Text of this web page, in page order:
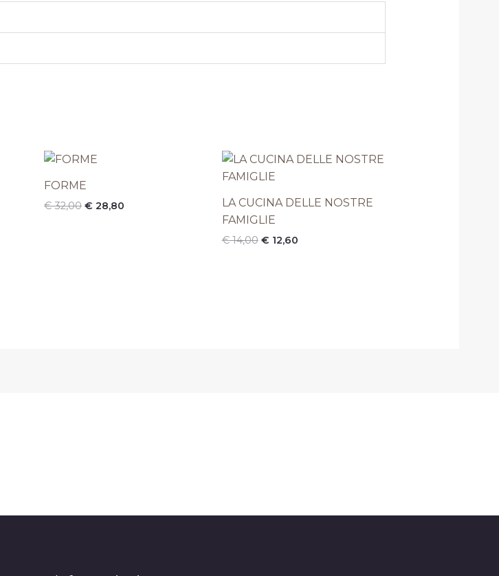
FORME
€32,00
Il
originale
era:
€ 32,00.
€ 28,80
LA CUCINA DELLE NOSTRE
FAMIGLIE
€14,00
Il
originale
€ 14,00.
€ 12,60
Il
€ 12,60.